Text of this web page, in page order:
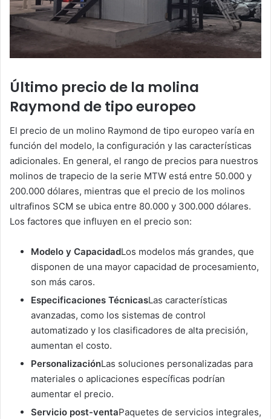
Último precio de la molina
Raymond de tipo europeo
El precio de un molino Raymond de tipo europeo varía en
función del modelo, la configuración y las características
adicionales. En general, el rango de precios para nuestros
molinos de trapecio de la serie MTW está entre 50.000 y
200.000 dólares, mientras que el precio de los molinos
ultrafinos SCM se ubica entre 80.000 y 300.000 dólares.
Los factores que influyen en el precio son:
Modelo y CapacidadLos modelos más grandes, que
disponen de una mayor capacidad de procesamiento,
son más caros.
Especificaciones TécnicasLas características
avanzadas, como los sistemas de control
automatizado y los clasificadores de alta precisión,
aumentan el costo.
PersonalizaciónLas soluciones personalizadas para
materiales o aplicaciones específicas podrían
aumentar el precio.
Servicio post-ventaPaquetes de servicios integrales,